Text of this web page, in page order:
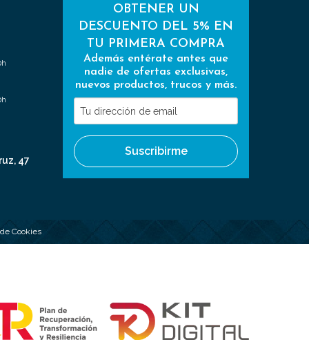
47
OBTENER UN
DESCUENTO DEL 5% EN
TU PRIMERA COMPRA
Además entérate antes que
nadie de ofertas exclusivas,
nuevos productos, trucos y más.
Tu
dirección
de
email
Suscribirme
Cookies